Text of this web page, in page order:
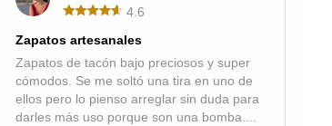
4.6
Zapatos artesanales
Zapatos de tacón bajo preciosos y super
cómodos. Se me soltó una tira en uno de
ellos pero lo pienso arreglar sin duda para
darles más uso porque son una bomba....